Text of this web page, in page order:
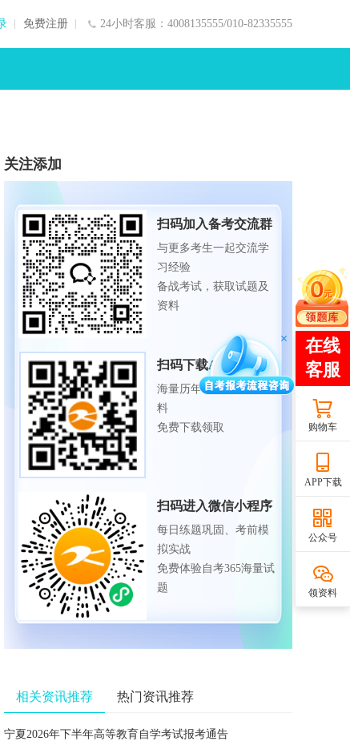
24小时客服：4008135555/010-82335555
免费注册
关注添加
扫码加入备考交流群
与更多考生一起交流学
习经验
备战考试，获取试题及
资料
扫码下载APP
海量历年试题、备考资
料
免费下载领取
扫码进入微信小程序
每日练题巩固、考前模
拟实战
免费体验自考365海量试
题
相关资讯推荐 热门资讯推荐
宁夏2026年下半年高等教育自学考试报考通告
购物车
APP下载
公众号
领资料